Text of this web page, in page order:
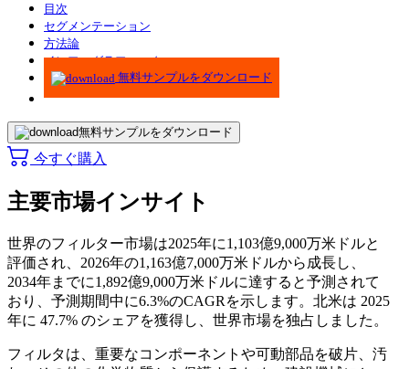
目次
セグメンテーション
方法論
インフォグラフィック
無料サンプルをダウンロード
無料サンプルをダウンロード
今すぐ購入
主要市場インサイト
世界のフィルター市場は2025年に1,103億9,000万米ドルと
評価され、2026年の1,163億7,000万米ドルから成長し、
2034年までに1,892億9,000万米ドルに達すると予測されて
おり、予測期間中に6.3%のCAGRを示します。北米は 2025
年に 47.7% のシェアを獲得し、世界市場を独占しました。
フィルタは、重要なコンポーネントや可動部品を破片、汚